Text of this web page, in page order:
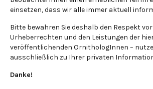
einsetzen, dass wir alle immer aktuell
Bitte bewahren Sie deshalb den Respekt
Urheberrechten und den Leistungen der
veröffentlichenden OrnithologInnen –
ausschließlich zu Ihrer privaten
Danke!